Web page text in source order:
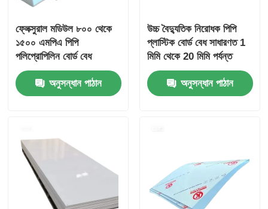
ফ্লেক্সুরাল মডিউল ৮০০ থেকে
১৫০০ এমপিএ পিপি
পলিপ্রোপিলিন বোর্ড বেধ
সাধারণত ১ মিমি থেকে ২০ মিমি
পর্যন্ত হয় শিল্প
অ্যাপ্লিকেশনগুলির জন্য আদর্শ
অনুসন্ধান পাঠান
উচ্চ বৈদ্যুতিক নিরোধক পিপি
প্লাস্টিক বোর্ড বেধ সাধারণত 1
মিমি থেকে 20 মিমি পর্যন্ত
বৈদ্যুতিক এবং যান্ত্রিক ব্যবহারের
জন্য আদর্শঅনুসন্ধান পাঠান